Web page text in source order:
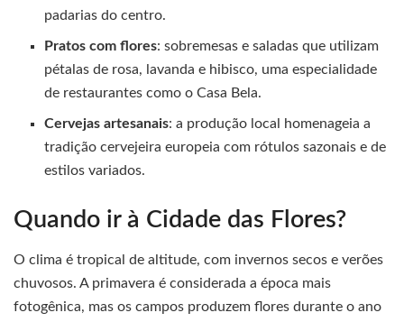
padarias do centro.
Pratos com flores: sobremesas e saladas que utilizam
pétalas de rosa, lavanda e hibisco, uma especialidade
de restaurantes como o Casa Bela.
Cervejas artesanais: a produção local homenageia a
tradição cervejeira europeia com rótulos sazonais e de
estilos variados.
Quando ir à Cidade das Flores?
O clima é tropical de altitude, com invernos secos e verões
chuvosos. A primavera é considerada a época mais
fotogênica, mas os campos produzem flores durante o ano